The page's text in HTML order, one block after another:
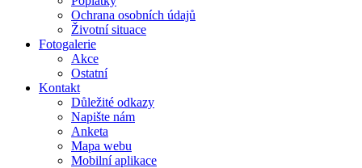
Ochrana osobních údajů
Životní situace
Fotogalerie
Akce
Ostatní
Kontakt
Důležité odkazy
Napište nám
Anketa
Mapa webu
Mobilní aplikace